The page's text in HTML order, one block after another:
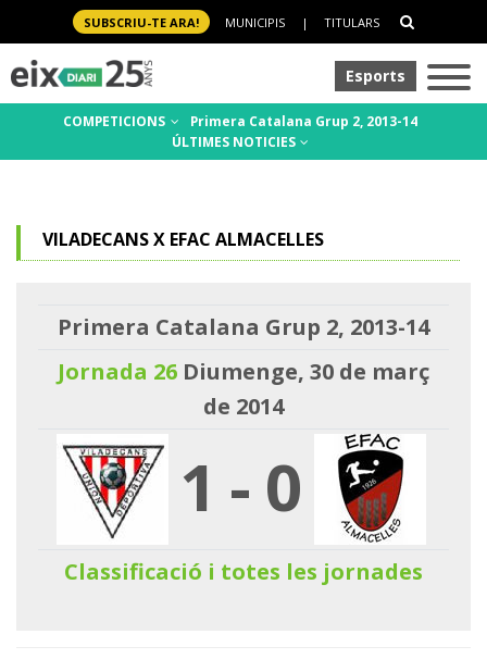
SUBSCRIU-TE ARA! MUNICIPIS | TITULARS
Esports
COMPETICIONS
Primera Catalana Grup 2, 2013-14
ÚLTIMES NOTICIES
VILADECANS X EFAC ALMACELLES
Primera Catalana Grup 2, 2013-14
Jornada 26Diumenge, 30 de març
de 2014
1 - 0
Classificació i totes les jornades